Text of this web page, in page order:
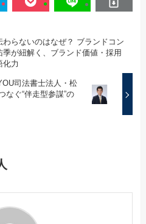
わらないのはなぜ？ ブランドコン
季が紐解く、ブランド価値・採用
化力
司法書士法人・松
なぐ“伴走型参謀”の